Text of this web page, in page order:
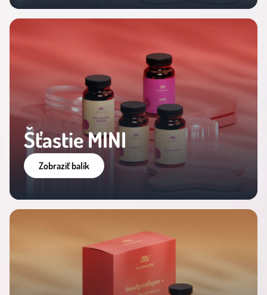
Šťastie MINI
Zobraziť balík